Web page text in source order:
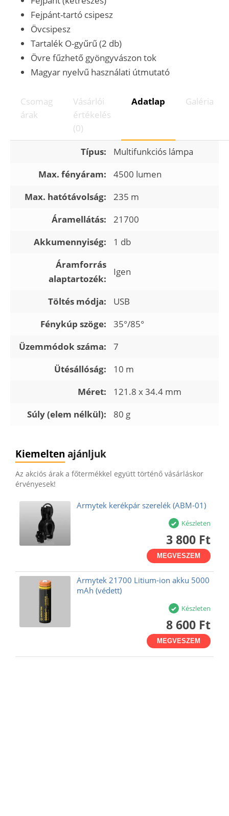
Fejpánt-tartó csipesz
Övcsipesz
Tartalék O-gyűrű (2 db)
Övre fűzhető gyöngyvászon tok
Magyar nyelvű használati útmutató
Csomag
árak
Vásárlói
értékelés
(0)
Adatlap Galéria
Típus:
Multifunkciós lámpa
Max. fényáram:
4500 lumen
Max. hatótávolság:
235 m
Áramellátás:
21700
Akkumennyiség:
1 db
Áramforrás
alaptartozék:
Igen
Töltés módja:
USB
Fénykúp szöge:
35°/85°
Üzemmódok száma:
7
Ütésállóság:
10 m
Méret:
121.8 x 34.4 mm
Súly (elem nélkül):
80 g
Kiemelten ajánljuk
Az akciós árak a főtermékkel együtt történő vásárláskor
érvényesek!
Armytek kerékpár szerelék (ABM-01)
Készleten
3 800 Ft
MEGVESZEM
Armytek 21700 Litium-ion akku 5000
mAh (védett)
Készleten
8 600 Ft
MEGVESZEM